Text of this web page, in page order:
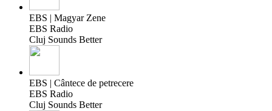
EBS | Magyar Zene
EBS Radio
Cluj Sounds Better
EBS | Cântece de petrecere
EBS Radio
Cluj Sounds Better